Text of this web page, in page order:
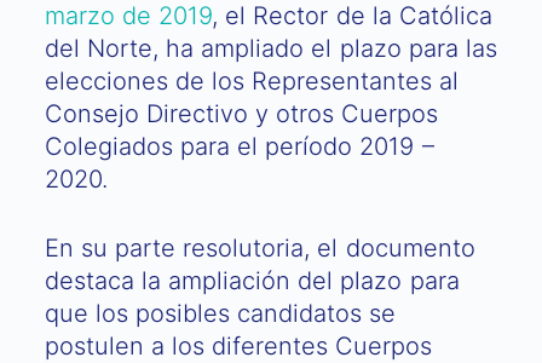
marzo de 2019, el Rector de la Católica
del Norte, ha ampliado el plazo para las
elecciones de los Representantes al
Consejo Directivo y otros Cuerpos
Colegiados para el período 2019 –
2020.
En su parte resolutoria, el documento
destaca la ampliación del plazo para
que los posibles candidatos se
postulen a los diferentes Cuerpos